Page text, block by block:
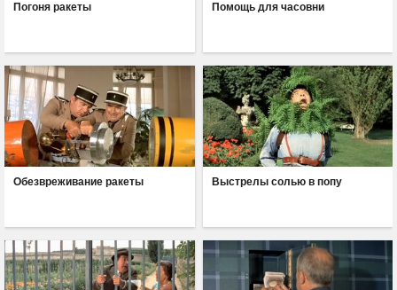
Погоня ракеты Помощь для часовни
Обезвреживание ракеты Выстрелы солью в попу